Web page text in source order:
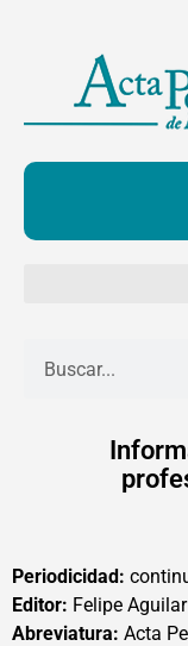
contenido
Periodicidad:
Editor: Felipe
Abreviatura: Acta